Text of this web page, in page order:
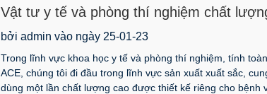
Vật tư y tế và phòng thí nghiệm chất
bởi admin vào ngày 25-01-23
Trong lĩnh vực khoa học y tế và phòng thí nghiệm, tính
ACE, chúng tôi đi đầu trong lĩnh vực sản xuất xuất sắc,
dùng một lần chất lượng cao được thiết kế riêng cho bệnh